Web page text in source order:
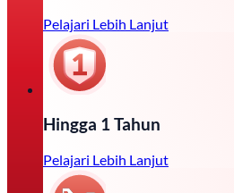
Pelajari Lebih Lanjut
Hingga 1 Tahun
Pelajari Lebih Lanjut